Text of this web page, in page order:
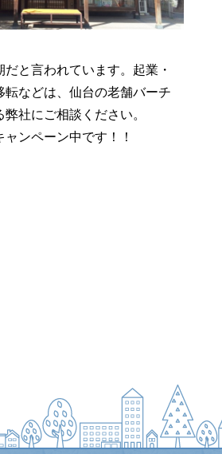
と言われています。起業・
転などは、仙台の老舗バーチ
社にご相談ください。
ンペーン中です！！